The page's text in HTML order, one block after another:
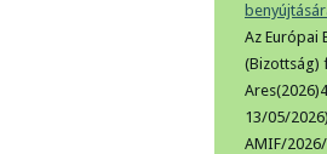
Az Európai
(Bizottság)
13/05/
AMIF/